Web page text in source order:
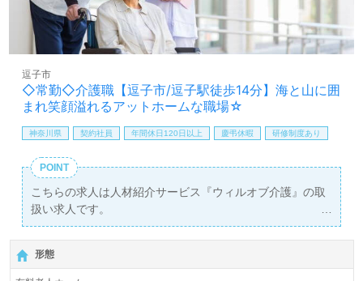
◇常勤◇介護職【逗子市/逗子駅徒歩14分】海と山に囲
まれ笑顔溢れるアットホームな職場☆
逗子市
神奈川県 契約社員 年間休日120日以上 慶弔休暇 研修制度あり
POINT
こちらの求人は人材紹介サービス『ウィルオブ介護』の取
扱い求人です。
詳細に関してお気軽にご相談ください♪
【無料】で皆さんの転職活動をサポートいたします。
形態